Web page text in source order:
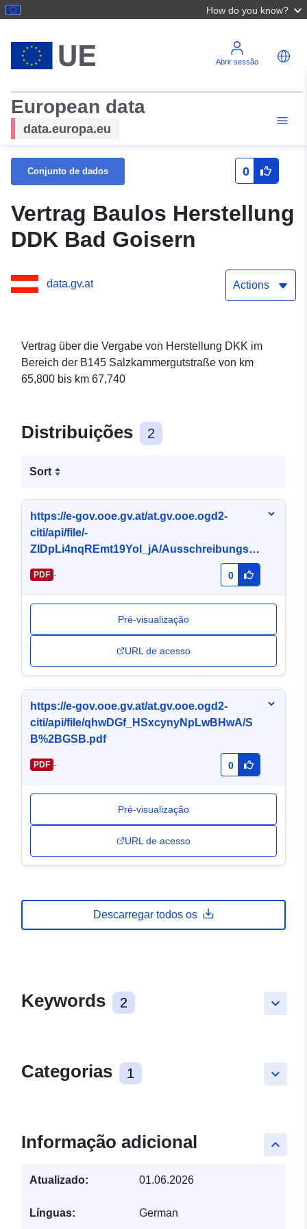
How do you know?
Abrir sessão
European data
data.europa.eu
Conjunto de dados 0
Vertrag Baulos Herstellung
DDK Bad Goisern
data.gv.at Actions
Vertrag über die Vergabe von Herstellung DKK im
Bereich der B145 Salzkammergutstraße von km
65,800 bis km 67,740
Distribuições 2
Sort
https://e-gov.ooe.gv.at/at.gv.ooe.ogd2-
citi/api/file/-
ZIDpLi4nqREmt19Yol_jA/Ausschreibungsu
PDF - 0
Pré-visualização
URL de acesso
https://e-gov.ooe.gv.at/at.gv.ooe.ogd2-
citi/api/file/qhwDGf_HSxcynyNpLwBHwA/S
B%2BGSB.pdf
PDF - 0
Pré-visualização
URL de acesso
Descarregar todos os
keyboard_arrow_down
Keywords 2
keyboard_arrow_down
Categorias 1
keyboard_arrow_up
Informação adicional
Atualizado: 01.06.2026
Línguas: German